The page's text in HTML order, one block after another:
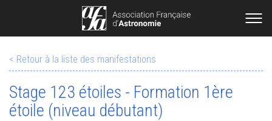
< Retour à la liste des manifestations
Stage 123 étoiles - Formation 1ère
étoile (niveau débutant)